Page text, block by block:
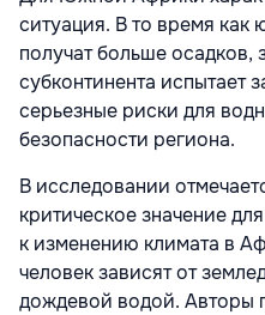
ситуация. В то время как
получат больше осадков,
субконтинента испытает
серьезные риски для
безопасности региона.
В исследовании
критическое значение
к изменению климата в
человек зависят от
дождевой водой. Авторы